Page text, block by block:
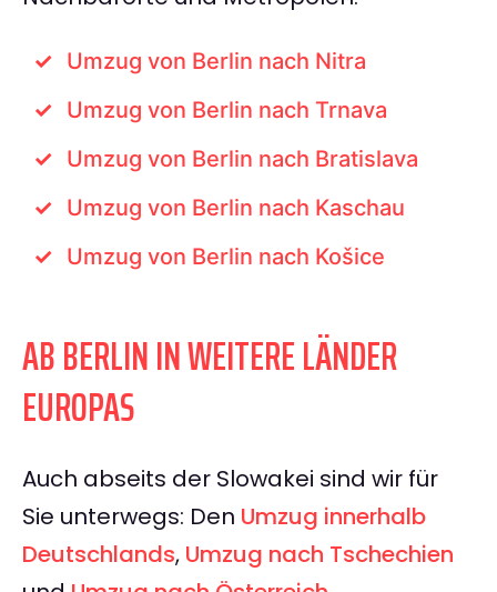
Umzug von Berlin nach Nitra
Umzug von Berlin nach Trnava
Umzug von Berlin nach Bratislava
Umzug von Berlin nach Kaschau
Umzug von Berlin nach Košice
AB BERLIN IN WEITERE LÄNDER
EUROPAS
Auch abseits der Slowakei sind wir für
Sie unterwegs: Den Umzug innerhalb
Deutschlands, Umzug nach Tschechien